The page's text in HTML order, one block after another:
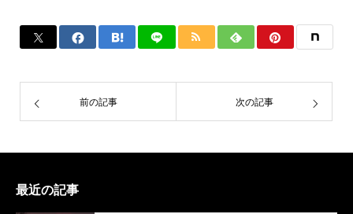
前の記事 次の記事
最近の記事